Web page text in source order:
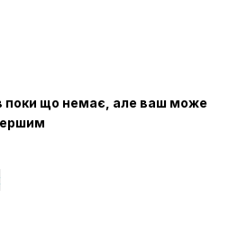
поки що немає, але ваш може